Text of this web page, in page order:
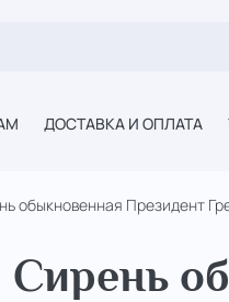
ДОСТАВКА И ОПЛАТА
обыкновенная Президент
Сирень